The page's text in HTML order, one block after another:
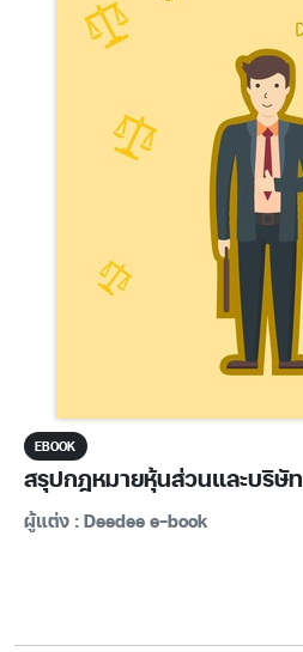
EBOOK
สรุปกฎหมายหุ้นส่วนและบริษัท
ผู้แต่ง : Deedee e-book